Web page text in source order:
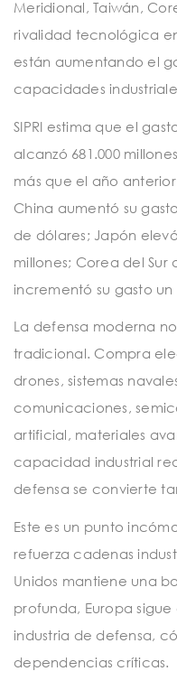
Meridional, Taiwán,
rivalidad tecnológica
están aumentando el
capacidades
SIPRI estima que el
alcanzó 681.000
más que el año anterior
China aumentó su
de dólares; Japón
millones; Corea del Sur
incrementó su gasto un
La defensa moderna
tradicional. Compra
drones, sistemas
comunicaciones,
artificial, materiales
capacidad industrial
defensa se convierte
Este es un punto
refuerza cadenas
Unidos mantiene una
profunda, Europa
industria de defensa,
dependencias críticas.